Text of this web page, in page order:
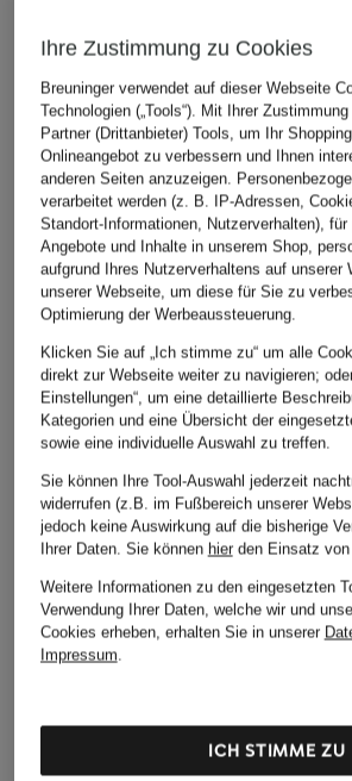
Hemd Slim Ft
235 €
PROFUOMO
Hemd Slim Fit
129,95 €
Ihre Zustimmung zu Cookies
Breuninger verwendet auf dieser Webseite
Technologien („Tools“). Mit Ihrer
Partner (Drittanbieter) Tools, um Ihr
Onlineangebot zu verbessern und Ihnen
anderen Seiten anzuzeigen.
verarbeitet werden (z. B. IP-Adressen,
Standort-Informationen, Nutzerverhalten),
Angebote und Inhalte in unserem Shop,
aufgrund Ihres Nutzerverhaltens auf unserer
unserer Webseite, um diese für Sie zu
Optimierung der Werbeaussteuerung.
Klicken Sie auf „Ich stimme zu“ um alle
direkt zur Webseite weiter zu navigieren;
Einstellungen“, um eine detaillierte
Kategorien und eine Übersicht der
sowie eine individuelle Auswahl zu treffen.
Sie können Ihre Tool-Auswahl jederzeit
widerrufen (z.B. im Fußbereich unserer
jedoch keine Auswirkung auf die bisherige
Ihrer Daten. Sie können hierden Einsatz von
Weitere Informationen zu den eingesetzten
Verwendung Ihrer Daten, welche wir und
Cookies erheben, erhalten Sie in unserer
Impressum.
ICH STIMME ZU